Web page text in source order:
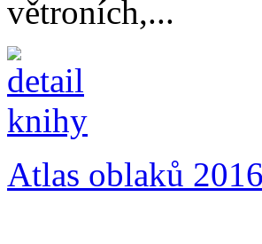
větroních,...
Atlas oblaků 2016